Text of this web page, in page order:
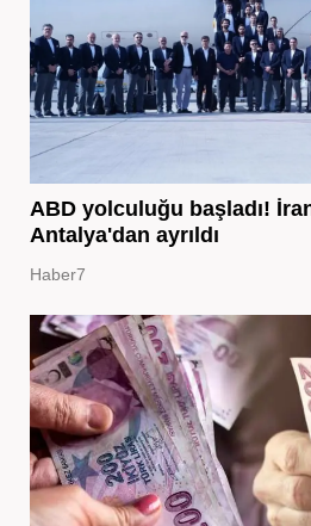
ABD yolculuğu başladı!
Antalya'dan ayrıldı
Haber7